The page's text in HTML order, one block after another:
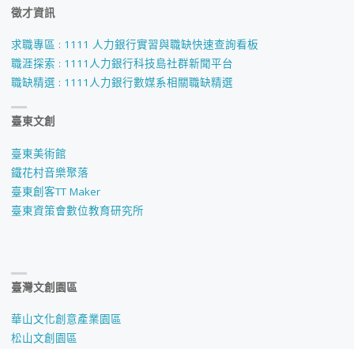
徵才資訊
求職專區 : 1111 人力銀行實習與職缺快速查詢看板
職涯探索 : 1111人力銀行科技島社群新聞平台
職缺精選 : 1111人力銀行數媒系相關職缺精選
臺東文創
臺東美術館
鐵花村音樂聚落
臺東創客TT Maker
臺東資策會數位教育研究所
臺灣文創園區
華山文化創意產業園區
松山文創園區